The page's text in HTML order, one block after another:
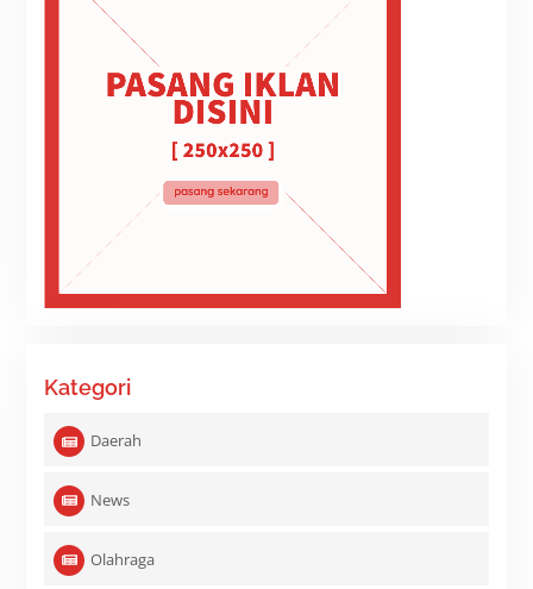
Kategori
Daerah
News
Olahraga